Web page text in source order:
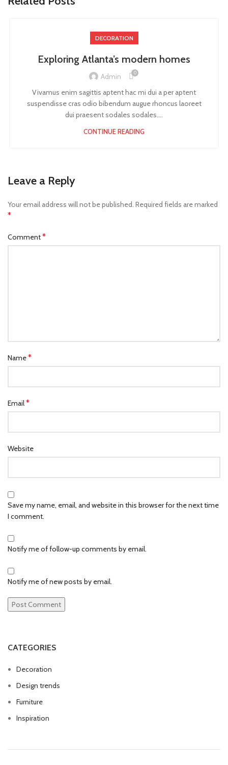
DECORATION
Exploring Atlanta’s modern homes
Admin 0
Vivamus enim sagittis aptent hac mi dui a per aptent
suspendisse cras odio bibendum augue rhoncus laoreet
dui praesent sodales sodales....
CONTINUE READING
Leave a Reply
Your email address will not be published. Required fields are marked
*
Comment*
Name*
Email*
Website
Save my name, email, and website in this browser for the next time
I comment.
Notify me of follow-up comments by email.
Notify me of new posts by email.
CATEGORIES
Decoration
Design trends
Furniture
Inspiration